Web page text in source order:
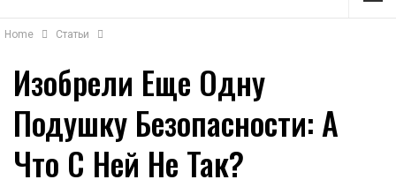
Home Статьи
Изобрели Еще Одну
Подушку Безопасности: А
Что С Ней Не Так?